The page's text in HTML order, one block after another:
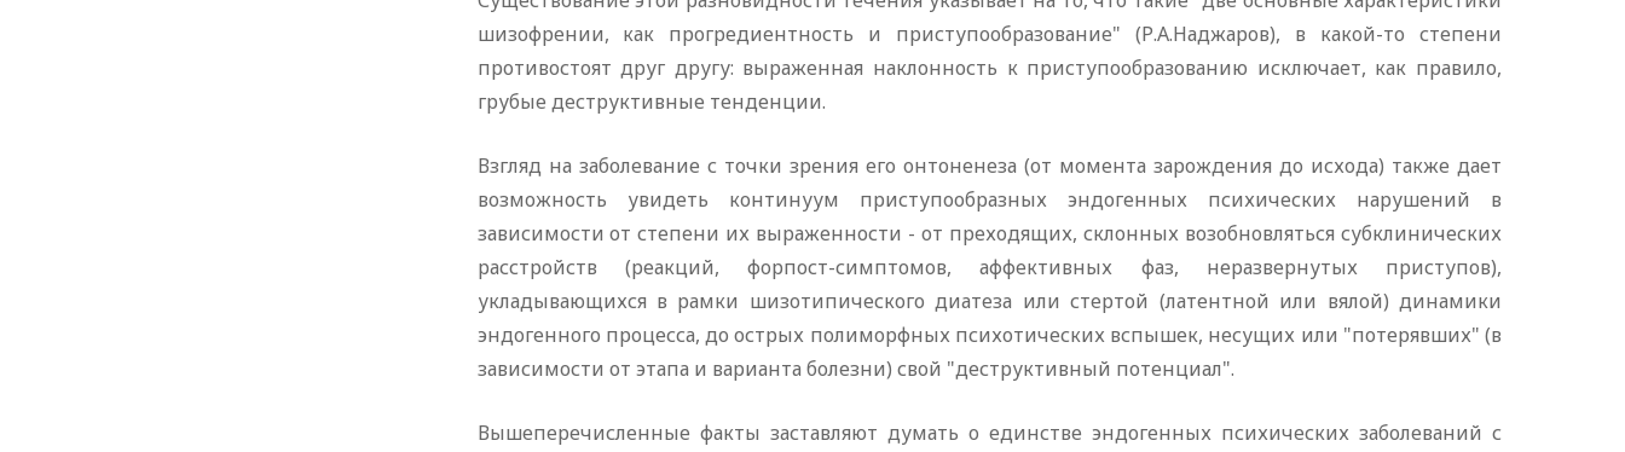
шизофрении, как прогредиентность и приступообразование" (Р.А.Наджаров), в какой-то степени
противостоят друг другу: выраженная наклонность к приступообразованию исключает, как правило,
грубые деструктивные тенденции.
Взгляд на заболевание с точки зрения его онтоненеза (от момента зарождения до исхода) также дает
возможность увидеть континуум приступообразных эндогенных психических нарушений в
зависимости от степени их выраженности - от преходящих, склонных возобновляться субклинических
расстройств (реакций, форпост-симптомов, аффективных фаз, неразвернутых приступов),
укладывающихся в рамки шизотипического диатеза или стертой (латентной или вялой) динамики
эндогенного процесса, до острых полиморфных психотических вспышек, несущих или "потерявших" (в
зависимости от этапа и варианта болезни) свой "деструктивный потенциал".
Вышеперечисленные факты заставляют думать о единстве эндогенных психических заболеваний с